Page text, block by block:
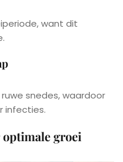
want dit
snedes, waardoor
infecties.
groei